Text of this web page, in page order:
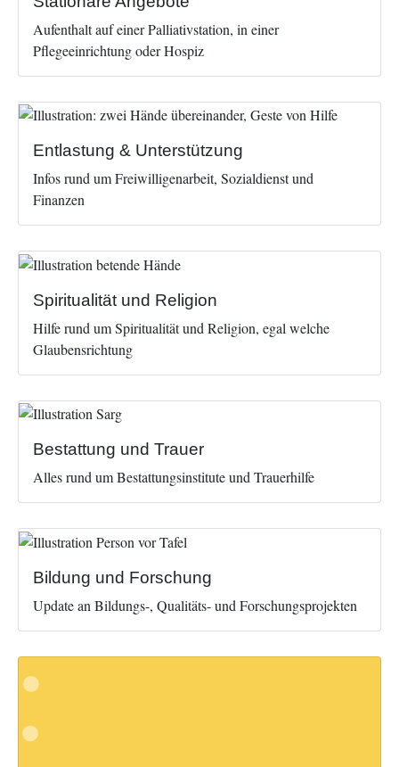
Aufenthalt auf einer Palliativstation, in einer
Pflegeeinrichtung oder Hospiz
Image
Entlastung & Unterstützung
Infos rund um Freiwilligenarbeit, Sozialdienst und
Finanzen
Image
Spiritualität und Religion
Hilfe rund um Spiritualität und Religion, egal welche
Glaubensrichtung
Image
Bestattung und Trauer
Alles rund um Bestattungsinstitute und Trauerhilfe
Image
Bildung und Forschung
Update an Bildungs-, Qualitäts- und Forschungsprojekten